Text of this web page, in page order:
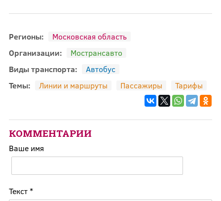
Регионы:
Московская область
Организации:
Мострансавто
Виды транспорта:
Автобус
Темы:
Линии и маршруты Пассажиры Тарифы
КОММЕНТАРИИ
Ваше имя
Текст *